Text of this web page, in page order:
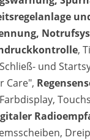
,
und
Care",